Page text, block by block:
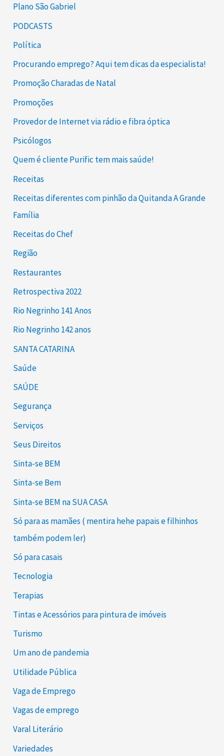
Plano São Gabriel
PODCASTS
Política
Procurando emprego? Aqui tem dicas da especialista!
Promoção Charadas de Natal
Promoções
Provedor de Internet via rádio e fibra óptica
Psicólogos
Quem é cliente Purific tem mais saúde!
Receitas
Receitas diferentes com pinhão da Quitanda A Grande
Família
Receitas do Chef
Região
Restaurantes
Retrospectiva 2022
Rio Negrinho 141 Anos
Rio Negrinho 142 anos
SANTA CATARINA
Saúde
SAÚDE
Segurança
Serviços
Seus Direitos
Sinta-se BEM
Sinta-se Bem
Sinta-se BEM na SUA CASA
Só para as mamães ( mentira hehe papais e filhinhos
também podem ler)
Só para casais
Tecnologia
Terapias
Tintas e Acessórios para pintura de imóveis
Turismo
Um ano de pandemia
Utilidade Pública
Vaga de Emprego
Vagas de emprego
Varal Literário
Variedades